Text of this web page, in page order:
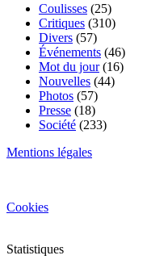
Coulisses (25)
Critiques (310)
Divers (57)
Événements (46)
Mot du jour(16)
Nouvelles (44)
Photos (57)
Presse (18)
Société (233)
Mentions légales
Cookies
Statistiques